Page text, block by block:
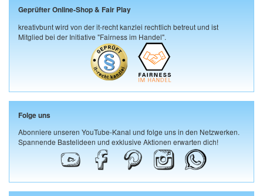
Geprüfter Online-Shop & Fair Play
kreativbunt wird von der it-recht kanzlei rechtlich betreut und ist
Mitglied bei der Initiative "Fairness im Handel".
Folge uns
Abonniere unseren YouTube-Kanal und folge uns in den Netzwerken.
Spannende Bastelideen und exklusive Aktionen erwarten dich!